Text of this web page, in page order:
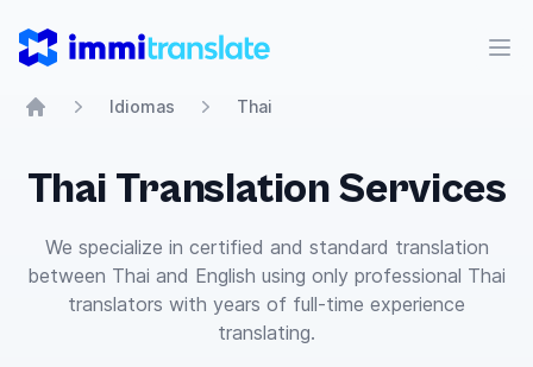
ImmiTranslate
Idiomas Thai
Thai Translation Services
We specialize in certified and standard translation
between Thai and English using only professional Thai
translators with years of full-time experience
translating.